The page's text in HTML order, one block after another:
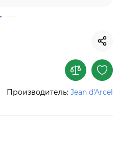
Производитель: Jean d'Arcel